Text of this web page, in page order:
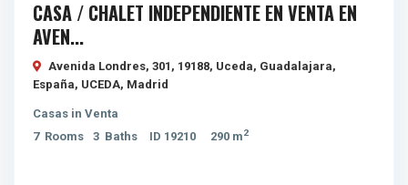
CASA / CHALET INDEPENDIENTE EN VENTA EN
AVEN...
Avenida Londres, 301, 19188, Uceda, Guadalajara,
España, UCEDA, Madrid
Casas inVenta
7 Rooms 3 Baths ID 19210 290 m2